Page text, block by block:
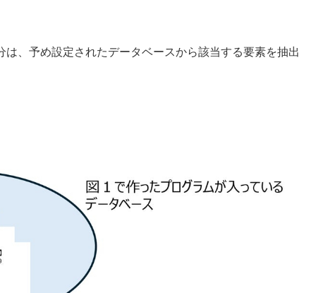
、予め設定されたデータベースから該当する要素を抽出